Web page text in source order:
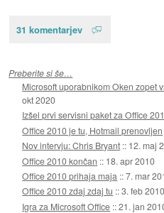
31 komentarjev
Preberite si še…
Microsoft uporabnikom Oken zopet
okt 2020
Izšel prvi servisni paket za Office
Office 2010 je tu, Hotmail prenovljen
Nov intervju: Chris Bryant :: 12. maj
Office 2010 končan :: 18. apr 2010
Office 2010 prihaja maja ::7. mar
Office 2010 zdaj zdaj tu ::3. feb 2010
Igra za Microsoft Office ::21. jan